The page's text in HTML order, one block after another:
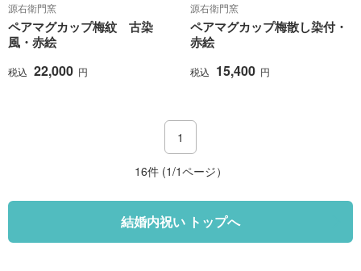
源右衛門窯
ペアマグカップ梅紋 古染
風・赤絵
税込 22,000 円
源右衛門窯
ペアマグカップ梅散し染付・
赤絵
税込 15,400 円
1
16件 (1/1ページ）
結婚内祝い トップへ